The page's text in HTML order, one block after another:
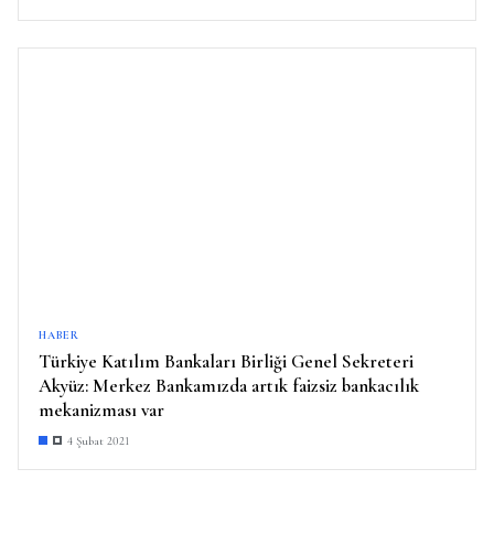
HABER
Türkiye Katılım Bankaları Birliği Genel Sekreteri
Akyüz: Merkez Bankamızda artık faizsiz bankacılık
mekanizması var
4 Şubat 2021